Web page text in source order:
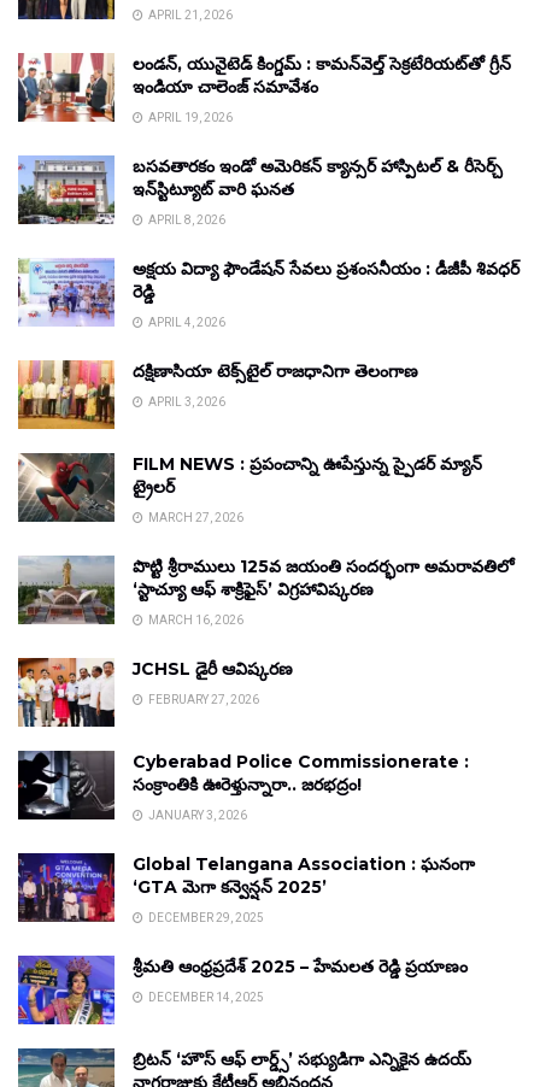
APRIL 21, 2026
లండన్, యునైటెడ్ కింగ్డమ్ : కామన్‌వెల్త్ సెక్రటేరియట్‌తో గ్రీన్
ఇండియా చాలెంజ్ సమావేశం
APRIL 19, 2026
బసవతారకం ఇండో అమెరికన్ క్యాన్సర్ హాస్పిటల్ & రీసెర్చ్
ఇన్‌స్టిట్యూట్ వారి ఘనత
APRIL 8, 2026
అక్షయ విద్యా ఫౌండేషన్ సేవలు ప్రశంసనీయం : డీజీపీ శివధర్
రెడ్డి
APRIL 4, 2026
దక్షిణాసియా టెక్స్‌టైల్ రాజధానిగా తెలంగాణ
APRIL 3, 2026
FILM NEWS : ప్రపంచాన్ని ఊపేస్తున్న స్పైడర్ మ్యాన్
ట్రైలర్
MARCH 27, 2026
పొట్టి శ్రీరాములు 125వ జయంతి సందర్భంగా అమరావతిలో
‘స్టాచ్యూ ఆఫ్ శాక్రిఫైస్’ విగ్రహావిష్కరణ
MARCH 16, 2026
JCHSL డైరీ ఆవిష్కరణ
FEBRUARY 27, 2026
Cyberabad Police Commissionerate :
సంక్రాంతికి ఊరెళ్తున్నారా.. జరభద్రం!
JANUARY 3, 2026
Global Telangana Association : ఘనంగా
‘GTA మెగా కన్వెన్షన్ 2025’
DECEMBER 29, 2025
శ్రీమతి ఆంధ్రప్రదేశ్ 2025 – హేమలత రెడ్డి ప్రయాణం
DECEMBER 14, 2025
బ్రిటన్ ‘హౌస్ ఆఫ్ లార్డ్స్’ సభ్యుడిగా ఎన్నికైన ఉదయ్
నాగరాజుకు కేటీఆర్ అభినందన